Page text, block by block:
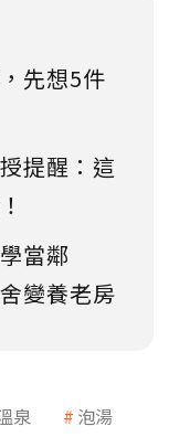
先想5件
提醒：這
當鄰
變養老房
泉 泡湯